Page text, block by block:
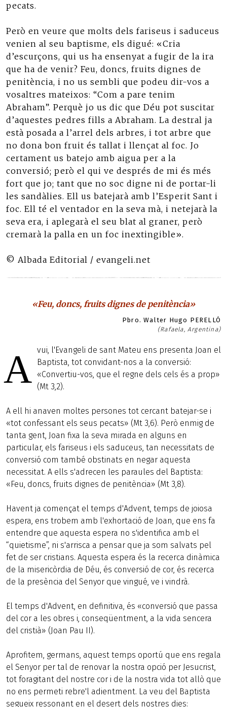
pecats.
Però en veure que molts dels fariseus i saduceus
venien al seu baptisme, els digué: «Cria
d’escurçons, qui us ha ensenyat a fugir de la ira
que ha de venir? Feu, doncs, fruits dignes de
penitència, i no us sembli que podeu dir-vos a
vosaltres mateixos: “Com a pare tenim
Abraham”. Perquè jo us dic que Déu pot suscitar
d’aquestes pedres fills a Abraham. La destral ja
està posada a l’arrel dels arbres, i tot arbre que
no dona bon fruit és tallat i llençat al foc. Jo
certament us batejo amb aigua per a la
conversió; però el qui ve després de mi és més
fort que jo; tant que no soc digne ni de portar-li
les sandàlies. Ell us batejarà amb l’Esperit Sant i
foc. Ell té el ventador en la seva mà, i netejarà la
seva era, i aplegarà el seu blat al graner, però
cremarà la palla en un foc inextingible».
© Albada Editorial / evangeli.net
«Feu, doncs, fruits dignes de penitència»
Pbro. Walter Hugo PERELLÓ
(Rafaela, Argentina)
A vui, l'Evangeli de sant Mateu ens presenta Joan el
Baptista, tot convidant-nos a la conversió:
«Convertiu-vos, que el regne dels cels és a prop»
(Mt 3,2).
A ell hi anaven moltes persones tot cercant batejar-se i
«tot confessant els seus pecats» (Mt 3,6). Però enmig de
tanta gent, Joan fixa la seva mirada en alguns en
particular, els fariseus i els saduceus, tan necessitats de
conversió com també obstinats en negar aquesta
necessitat. A ells s'adrecen les paraules del Baptista:
«Feu, doncs, fruits dignes de penitència» (Mt 3,8).
Havent ja començat el temps d'Advent, temps de joiosa
espera, ens trobem amb l'exhortació de Joan, que ens fa
entendre que aquesta espera no s'identifica amb el
“quietisme”, ni s'arrisca a pensar que ja som salvats pel
fet de ser cristians. Aquesta espera és la recerca dinàmica
de la misericòrdia de Déu, és conversió de cor, és recerca
de la presència del Senyor que vingué, ve i vindrà.
El temps d'Advent, en definitiva, és «conversió que passa
del cor a les obres i, conseqüentment, a la vida sencera
del cristià» (Joan Pau II).
Aprofitem, germans, aquest temps oportú que ens regala
el Senyor per tal de renovar la nostra opció per Jesucrist,
tot foragitant del nostre cor i de la nostra vida tot allò que
no ens permeti rebre'l adientment. La veu del Baptista
segueix ressonant en el desert dels nostres dies: